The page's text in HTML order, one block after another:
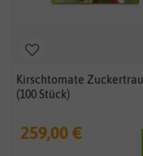
Kirschtomate
(100 Stück)
259,00 €